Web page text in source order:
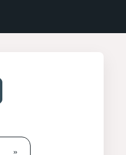
des cours
des cours
12
»